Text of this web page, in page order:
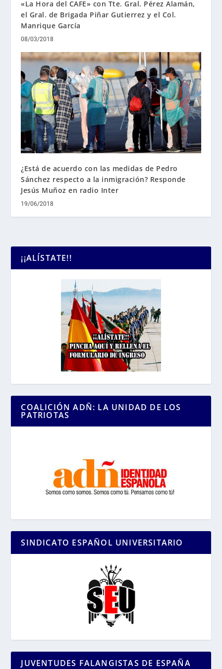
«La Hora del CAFE» con Tte. Gral. Pérez Alamán,
el Gral. de Brigada Piñar Gutierrez y el Col.
Manrique García
08/03/2018
¿Está de acuerdo con las medidas de Pedro
Sánchez respecto a la inmigración? Responde
Jesús Muñoz en radio Inter
19/06/2018
¡¡ALÍSTATE!!
COALICIÓN ADÑ: LA UNIDAD DE LOS
PATRIOTAS
SINDICATO ESPAÑOL UNIVERSITARIO
JUVENTUDES FALANGISTAS DE ESPAÑA